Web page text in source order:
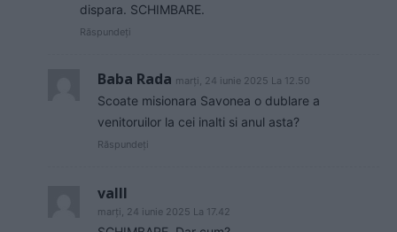
dispara. SCHIMBARE.
Răspundeți
Baba Rada marți, 24 iunie 2025 La 12.50
Scoate misionara Savonea o dublare a
venitoruilor la cei inalti si anul asta?
Răspundeți
valll
marți, 24 iunie 2025 La 17.42